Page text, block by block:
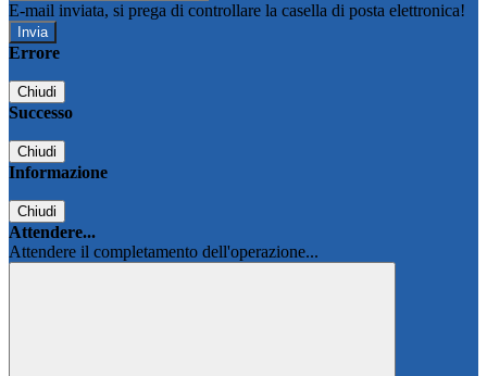
E-mail inviata, si prega di controllare la casella di posta elettronica!
Errore
Chiudi
Successo
Chiudi
Informazione
Chiudi
Attendere...
Attendere il completamento dell'operazione...